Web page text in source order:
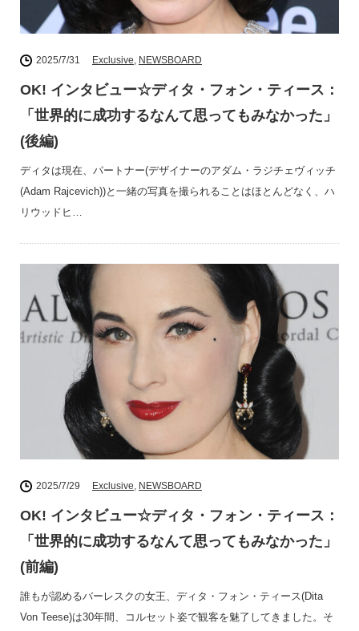
2025/7/31 Exclusive, NEWSBOARD
OK! インタビュー☆ディタ・フォン・ティース：
「世界的に成功するなんて思ってもみなかった」
(後編)
ディタは現在、パートナー(デザイナーのアダム・ラジチェヴィッチ
(Adam Rajcevich))と一緒の写真を撮られることはほとんどなく、ハ
リウッドヒ…
2025/7/29 Exclusive, NEWSBOARD
OK! インタビュー☆ディタ・フォン・ティース：
「世界的に成功するなんて思ってもみなかった」
(前編)
誰もが認めるバーレスクの女王、ディタ・フォン・ティース(Dita
Von Teese)は30年間、コルセット姿で観客を魅了してきました。そ